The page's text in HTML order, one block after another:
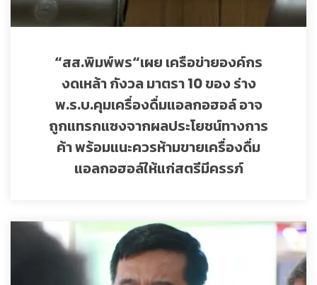
“สส.พิมพ์พร“เผย เครือข่ายองค์กร
งดเหล้า กังวล มาตรา 10 ของ ร่าง
พ.ร.บ.คุมเครื่องดื่มแอลกอฮอล์ อาจ
ถูกแทรกแซงจากผลประโยชน์ทางการ
ค้า พร้อมแนะควรห้ามขายเครื่องดื่ม
แอลกอฮอล์ให้แก่สตรีมีครรภ์